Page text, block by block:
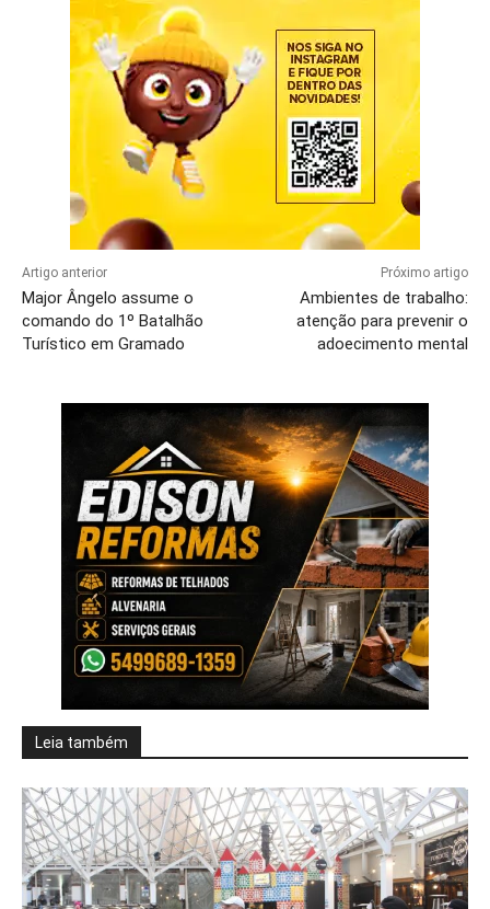
Artigo anterior
Major Ângelo assume o
comando do 1º Batalhão
Turístico em Gramado
Próximo artigo
Ambientes de trabalho:
atenção para prevenir o
adoecimento mental
Leia também